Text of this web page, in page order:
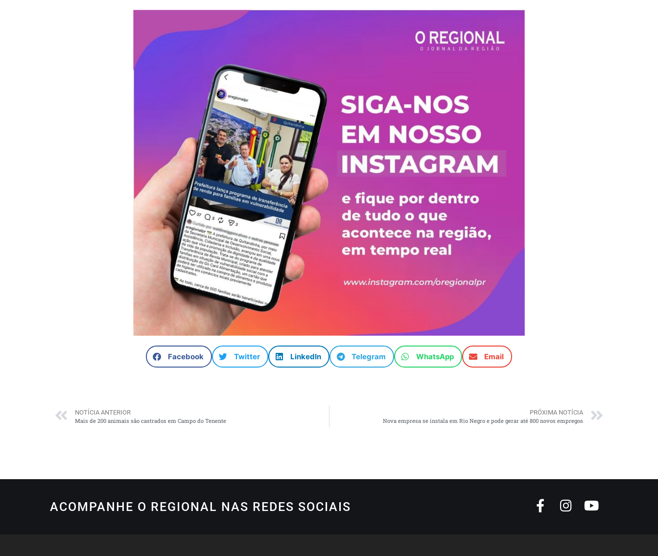
Facebook Twitter LinkedIn Telegram WhatsApp Email
NOTÍCIA ANTERIOR
Mais de 200 animais são castrados em Campo do Tenente
PRÓXIMA NOTÍCIA
Nova empresa se instala em Rio Negro e pode gerar até 800 novos empregos
ACOMPANHE O REGIONAL NAS REDES SOCIAIS